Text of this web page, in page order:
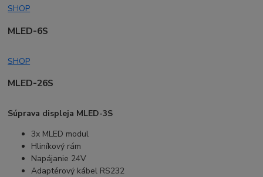
SHOP
MLED-6S
SHOP
MLED-26S
Súprava displeja MLED-3S
3x MLED modul
Hliníkový rám
Napájanie 24V
Adaptérový kábel RS232